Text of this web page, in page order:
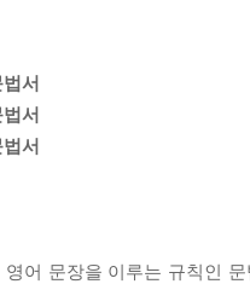
서
서
서
어 문장을 이루는 규칙인